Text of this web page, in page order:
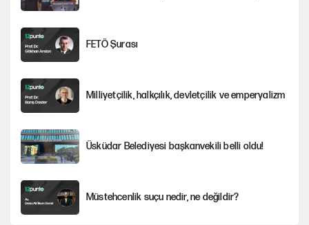
FETÖ Şurası
Milliyetçilik, halkçılık, devletçilik ve emperyalizm
Üsküdar Belediyesi başkanvekili belli oldu!
Müstehcenlik suçu nedir, ne değildir?